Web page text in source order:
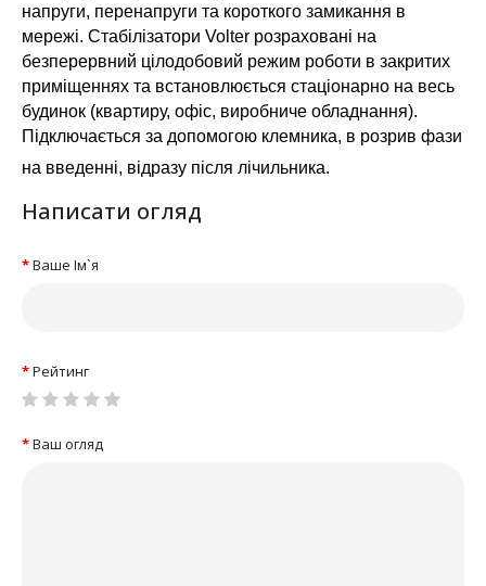
напруги, перенапруги та короткого замикання в
мережі. Стабілізатори Volter розраховані на
безперервний цілодобовий режим роботи в закритих
приміщеннях та встановлюється стаціонарно на весь
будинок (квартиру, офіс, виробниче обладнання).
Підключається за допомогою клемника, в розрив фази
на введенні, відразу після лічильника.
Написати огляд
Ваше Ім`я
Рейтинг
Ваш огляд